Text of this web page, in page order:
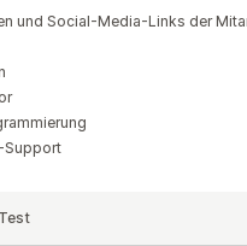
und Social-Media-Links der
Support